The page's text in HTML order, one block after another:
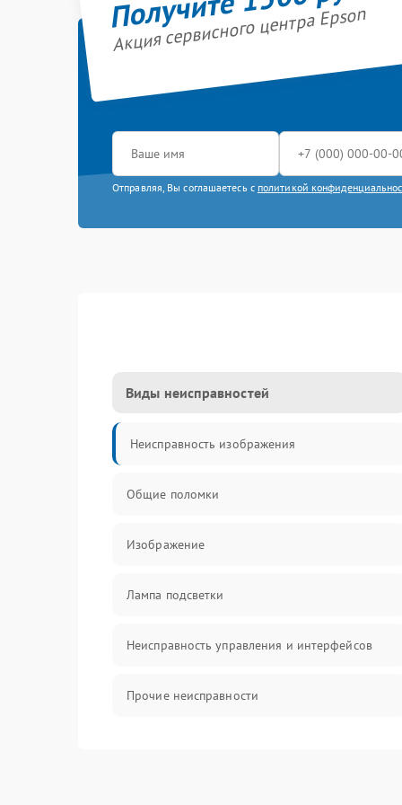
Акция сервисного центра Epson
Отправляя, Вы соглашаетесь с политикой
Виды неисправностей
Неисправность изображения
Общие поломки
Изображение
Лампа подсветки
Неисправность управления и интерфейсов
Прочие неисправности